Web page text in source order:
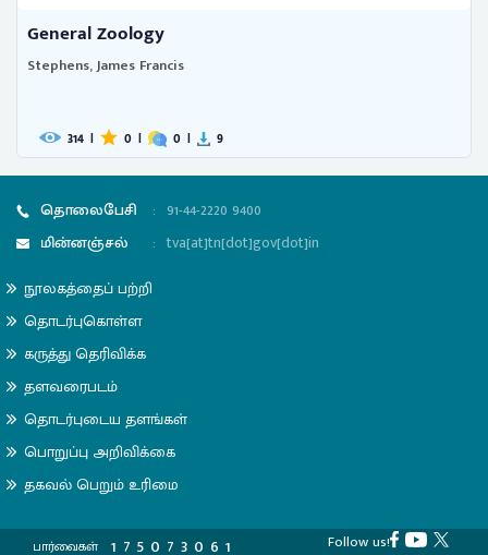
General Zoology
Stephens, James Francis
314 | 0 | 0 | 9
தொலைபேசி : 91-44-2220 9400
மின்னஞ்சல்
: tva[at]tn[dot]gov[dot]in
நூலகத்தைப் பற்றி
தொடர்புகொள்ள
கருத்து தெரிவிக்க
தளவரைபடம்
தொடர்புடைய தளங்கள்
பொறுப்பு அறிவிக்கை
தகவல் பெறும் உரிமை
பார்வைகள் 1 7 5 0 7 3 0 6 1 Follow us!